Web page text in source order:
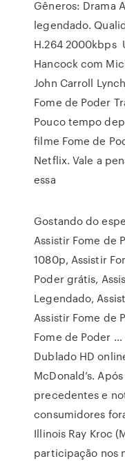
Gêneros: Drama
legendado.
H.264 2000kbps
Hancock com
John Carroll
Fome de Poder
Pouco tempo
filme Fome de
Netflix. Vale a
essa
Gostando do
Assistir Fome de
1080p, Assistir
Poder grátis,
Legendado,
Assistir Fome de
Fome de Poder
Dublado HD
McDonald’s.
precedentes e
consumidores
Illinois Ray Kroc
participação nos